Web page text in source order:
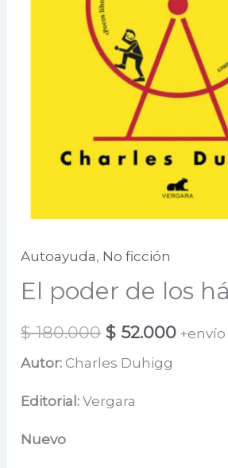
Autoayuda, No ficción
El poder de los
$180.000 El
precio
$ 52.000El
Autor: Charles Duhigg
Editorial:Vergara
Nuevo